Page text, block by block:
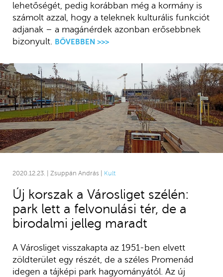
lehetőségét, pedig korábban még a kormány is
számolt azzal, hogy a teleknek kulturális funkciót
adjanak – a magánérdek azonban erősebbnek
bizonyult. BŐVEBBEN >>>
2020.12.23. | Zsuppán András | Kult
Új korszak a Városliget szélén:
park lett a felvonulási tér, de a
birodalmi jelleg maradt
A Városliget visszakapta az 1951-ben elvett
zöldterület egy részét, de a széles Promenád
idegen a tájképi park hagyományától. Az új